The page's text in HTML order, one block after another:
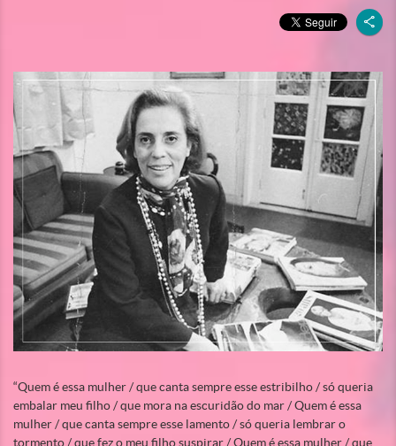
“Quem é essa mulher / que canta sempre esse estribilho / só queria
embalar meu filho / que mora na escuridão do mar / Quem é essa
mulher / que canta sempre esse lamento / só queria lembrar o
tormento / que fez o meu filho suspirar / Quem é essa mulher / que